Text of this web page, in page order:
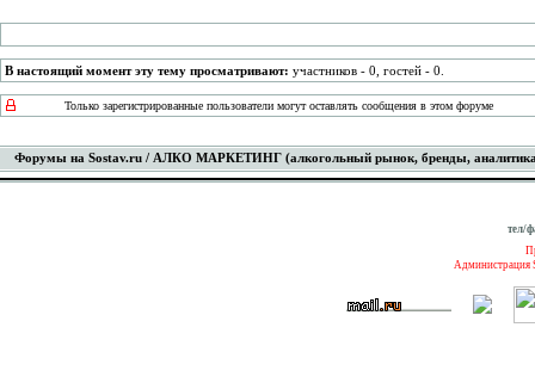
В настоящий момент эту тему просматривают: участников - 0, гостей - 0.
Только зарегистрированные пользователи могут оставлять сообщения в этом форуме
Форумы на Sostav.ru / АЛКО МАРКЕТИНГ (алкогольный рынок, бренды, аналитика,
тел/
Администрация